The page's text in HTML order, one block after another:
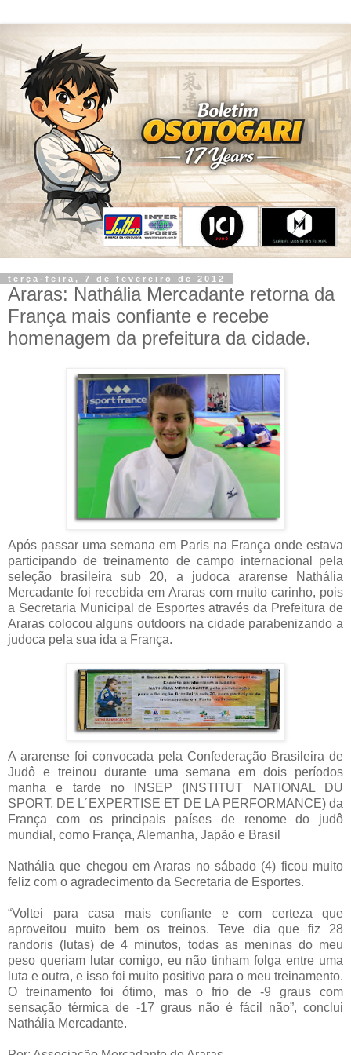
terça-feira, 7 de fevereiro de 2012
Araras: Nathália Mercadante retorna da
França mais confiante e recebe
homenagem da prefeitura da cidade.
Após passar uma semana em Paris na França onde estava
participando de treinamento de campo internacional pela
seleção brasileira sub 20, a judoca ararense Nathália
Mercadante foi recebida em Araras com muito carinho, pois
a Secretaria Municipal de Esportes através da Prefeitura de
Araras colocou alguns outdoors na cidade parabenizando a
judoca pela sua ida a França.
A ararense foi convocada pela Confederação Brasileira de
Judô e treinou durante uma semana em dois períodos
manha e tarde no INSEP (INSTITUT NATIONAL DU
SPORT, DE L´EXPERTISE ET DE LA PERFORMANCE) da
França com os principais países de renome do judô
mundial, como França, Alemanha, Japão e Brasil
Nathália que chegou em Araras no sábado (4) ficou muito
feliz com o agradecimento da Secretaria de Esportes.
“Voltei para casa mais confiante e com certeza que
aproveitou muito bem os treinos. Teve dia que fiz 28
randoris (lutas) de 4 minutos, todas as meninas do meu
peso queriam lutar comigo, eu não tinham folga entre uma
luta e outra, e isso foi muito positivo para o meu treinamento.
O treinamento foi ótimo, mas o frio de -9 graus com
sensação térmica de -17 graus não é fácil não”, conclui
Nathália Mercadante.